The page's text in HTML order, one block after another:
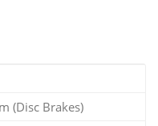
(Disc Brakes)